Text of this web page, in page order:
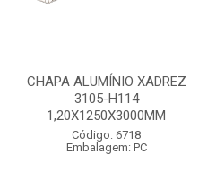
CHAPA ALUMÍNIO XADREZ
3105-H114
1,20X1250X3000MM
Código: 6718
Embalagem: PC